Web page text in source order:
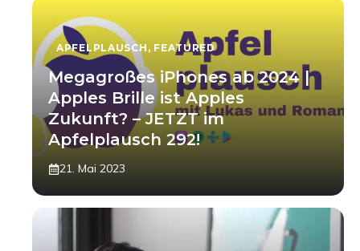
APFELPLAUSCH , FEATURED
Megagroßes iPhones ab 2024 |
Apples Brille ist Apples
Zukunft? – JETZT im
Apfelplausch 292!
21. Mai 2023